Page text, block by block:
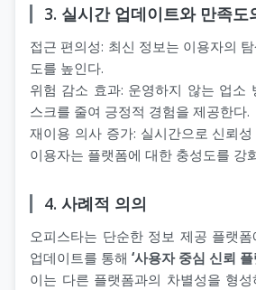
3. 실시간 업데이트와 만족도
접근 편의성: 최신 정보는 이용자의
도를 높인다.
위험 감소 효과: 운영하지 않는 업소
스크를 줄여 긍정적 경험을 제공한다.
재이용 의사 증가: 실시간으로 신뢰
이용자는 플랫폼에 대한 충성도를 강
4. 사례적 의의
오피스타는 단순한 정보 제공 플랫
업데이트를 통해 ‘사용자 중심 신뢰 플
이는 다른 플랫폼과의 차별성을 형